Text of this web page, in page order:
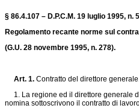
§ 86.4.107 – D.P.C.M. 19 luglio 1995, n.
Regolamento recante norme sul
(G.U. 28 novembre 1995, n. 278).
Art. 1. Contratto del direttore
1. La regione ed il direttore generale
nomina sottoscrivono il contratto di